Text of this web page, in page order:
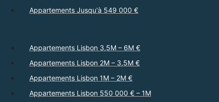
Appartements Jusqu'à 549 000 €
Appartements Lisbon 3,5M – 6M €
Appartements Lisbon 2M – 3,5M €
Appartements Lisbon 1M – 2M €
Appartements Lisbon 550 000 € – 1M